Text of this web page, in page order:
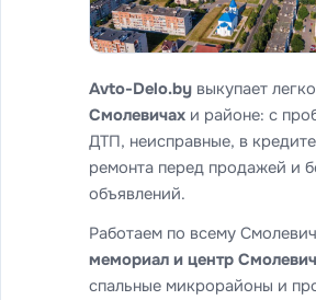
Avto-Delo.by выкупает
Смолевичах и районе: с
ДТП, неисправные, в
ремонта перед продажей и
объявлений.
Работаем по всему
мемориал и центр
спальные микрорайоны и